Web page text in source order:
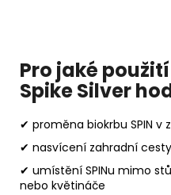
Pro jaké
Spike Silver
✔ proměna biokrbu SPIN v
✔ nasvícení zahradní
✔ umístění SPINu mimo
nebo květináče